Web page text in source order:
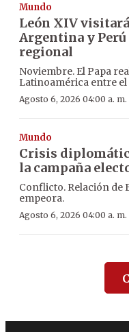
Mundo
León XIV
Argentina y Perú
regional
Noviembre. El Papa
Latinoamérica entre el
Agosto 6, 2026 04:00 a. m.
Mundo
Crisis
la campaña
Conflicto. Relación de
empeora.
Agosto 6, 2026 04:00 a. m.